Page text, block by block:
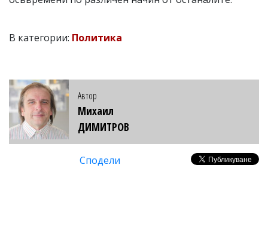
В категории: Политика
Автор
Михаил
ДИМИТРОВ
Сподели